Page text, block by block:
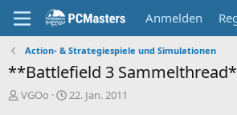
Anmelden
Action- & Strategiespiele und Simulationen
**Battlefield 3
E
VGOo
E
22. Jan. 2011